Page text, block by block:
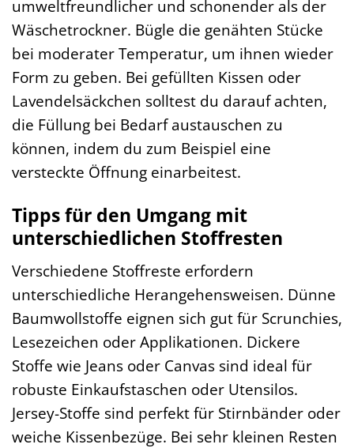
umweltfreundlicher und schonender als der
Wäschetrockner. Bügle die genähten Stücke
bei moderater Temperatur, um ihnen wieder
Form zu geben. Bei gefüllten Kissen oder
Lavendelsäckchen solltest du darauf achten,
die Füllung bei Bedarf austauschen zu
können, indem du zum Beispiel eine
versteckte Öffnung einarbeitest.
Tipps für den Umgang mit
unterschiedlichen Stoffresten
Verschiedene Stoffreste erfordern
unterschiedliche Herangehensweisen. Dünne
Baumwollstoffe eignen sich gut für Scrunchies,
Lesezeichen oder Applikationen. Dickere
Stoffe wie Jeans oder Canvas sind ideal für
robuste Einkaufstaschen oder Utensilos.
Jersey-Stoffe sind perfekt für Stirnbänder oder
weiche Kissenbezüge. Bei sehr kleinen Resten